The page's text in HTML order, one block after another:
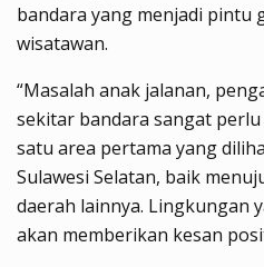
bandara yang menjadi pintu
wisatawan.
“Masalah anak jalanan,
sekitar bandara sangat
satu area pertama yang
Sulawesi Selatan, baik
daerah lainnya. Lingkungan
akan memberikan kesan